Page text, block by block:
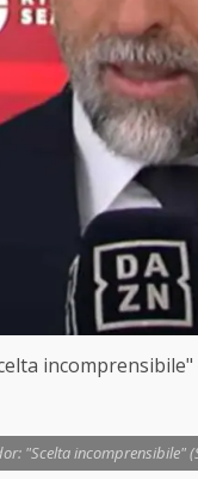
"Scelta incomprensibile"